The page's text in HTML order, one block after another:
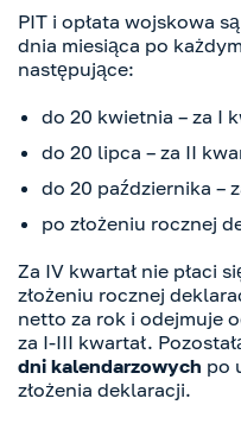
PIT i opłata wojskowa
dnia miesiąca po
następujące:
do 20 kwietnia – za I
do 20 lipca – za II
do 20 października –
po złożeniu rocznej
Za IV kwartał nie płaci
złożeniu rocznej
netto za rok i odejmuje
za I-III kwartał.
dni kalendarzowych po
złożenia deklaracji.